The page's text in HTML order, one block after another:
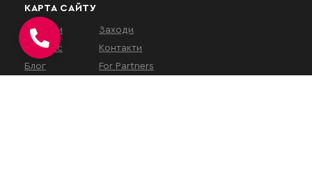
КАРТА САЙТУ
Послуги
Про нас
Блог
Заходи
Контакти
For Partners